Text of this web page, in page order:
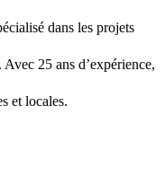
dans les projets
25 ans d’expérience,
et locales.